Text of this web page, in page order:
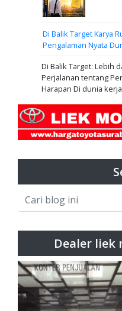
Di Balik Target Karya
Pengalaman Nyata
Di Balik Target: Lebih
Perjalanan tentang
Harapan Di dunia
Dealer liek